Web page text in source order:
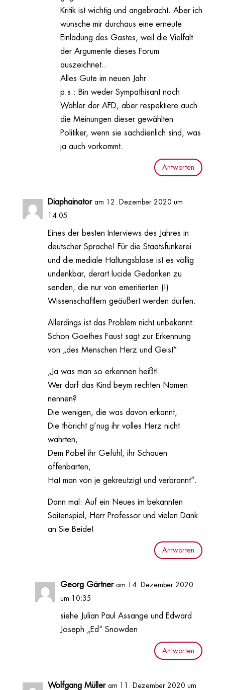
Kritik ist wichtig und angebracht. Aber ich
wünsche mir durchaus eine erneute
Einladung des Gastes, weil die Vielfalt
der Argumente dieses Forum
auszeichnet..
Alles Gute im neuen Jahr
p.s.: Bin weder Sympathisant noch
Wähler der AFD, aber respektiere auch
die Meinungen dieser gewählten
Politiker, wenn sie sachdienlich sind, was
ja auch vorkommt.
Antworten
Diaphainator am 12. Dezember 2020 um
14:05
Eines der besten Interviews des Jahres in
deutscher Sprache! Für die Staatsfunkerei
und die mediale Haltungsblase ist es völlig
undenkbar, derart lucide Gedanken zu
senden, die nur von emeritierten (!)
Wissenschaftlern geäußert werden dürfen.
Allerdings ist das Problem nicht unbekannt:
Schon Goethes Faust sagt zur Erkennung
von „des Menschen Herz und Geist“:
„Ja was man so erkennen heißt!
Wer darf das Kind beym rechten Namen
nennen?
Die wenigen, die was davon erkannt,
Die thöricht g’nug ihr volles Herz nicht
wahrten,
Dem Pöbel ihr Gefühl, ihr Schauen
offenbarten,
Hat man von je gekreutzigt und verbrannt“.
Dann mal: Auf ein Neues im bekannten
Saitenspiel, Herr Professor und vielen Dank
an Sie Beide!
Antworten
Georg Gärtner am 14. Dezember 2020
um 10:35
siehe Julian Paul Assange und Edward
Joseph „Ed“ Snowden
Antworten
Wolfgang Müller am 11. Dezember 2020 um